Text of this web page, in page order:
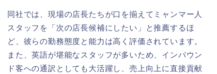
同社では、現場の店長たちが口を揃えてミャンマー人
スタッフを「次の店長候補にしたい」と推薦するほ
ど、彼らの勤務態度と能力は高く評価されています。
また、英語が堪能なスタッフが多いため、インバウン
ド客への通訳としても大活躍し、売上向上に直接貢献